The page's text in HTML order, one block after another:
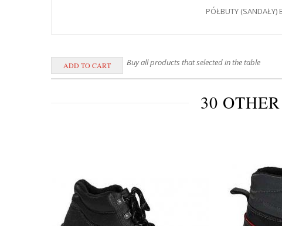
PÓŁBUTY
Buy all products that selected in the table
30